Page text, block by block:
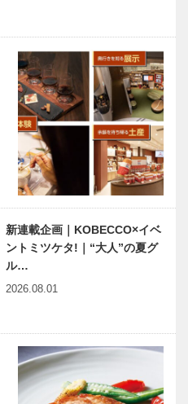
新連載企画｜KOBECCO×イベ
ントミツケタ!｜“大人”の夏グ
ル…
2026.08.01